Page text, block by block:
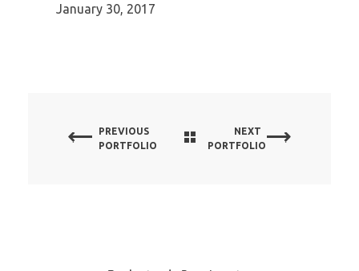
January 30, 2017
PREVIOUS
PORTFOLIO
NEXT
PORTFOLIO